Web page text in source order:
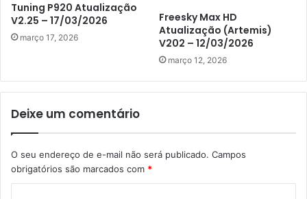
Tuning P920 Atualização
V2.25 – 17/03/2026
março 17, 2026
Freesky Max HD
Atualização (Artemis)
V202 – 12/03/2026
março 12, 2026
Deixe um comentário
O seu endereço de e-mail não será publicado. Campos
obrigatórios são marcados com *